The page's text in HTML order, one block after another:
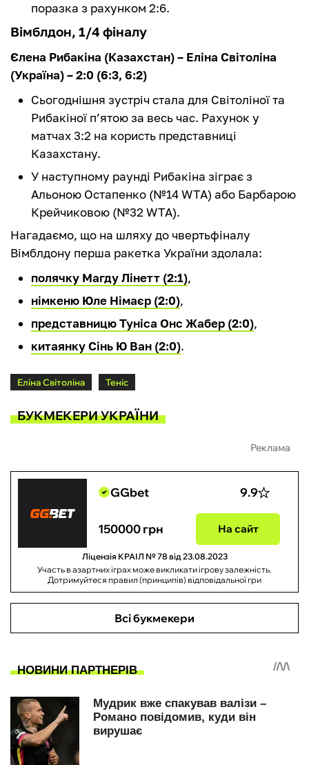
поразка з рахунком 2:6.
Вімблдон, 1/4 фіналу
Єлена Рибакіна (Казахстан) – Еліна Світоліна
(Україна) – 2:0 (6:3, 6:2)
Сьогоднішня зустріч стала для Світоліної та
Рибакіної п’ятою за весь час. Рахунок у
матчах 3:2 на користь представниці
Казахстану.
У наступному раунді Рибакіна зіграє з
Альоною Остапенко (№14 WTA) або Барбарою
Крейчиковою (№32 WTA).
Нагадаємо, що на шляху до чвертьфіналу
Вімблдону перша ракетка України здолала:
полячку Магду Лінетт (2:1),
німкеню Юле Німаєр (2:0),
представницю Туніса Онс Жабер (2:0),
китаянку Сінь Ю Ван (2:0).
Еліна Світоліна Теніс
БУКМЕКЕРИ УКРАЇНИ
Реклама
GGbet 9.9
150000 грн На сайт
Ліцензія КРАІЛ № 78 від 23.08.2023
Участь в азартних іграх може викликати ігрову залежність.
Дотримуйтеся правил (принципів) відповідальної гри
Всі букмекери